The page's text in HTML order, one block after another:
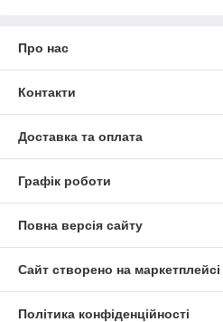
Про нас
Контакти
Доставка та оплата
Графік роботи
Повна версія сайту
Сайт створено на маркетплейсі
Політика конфіденційності